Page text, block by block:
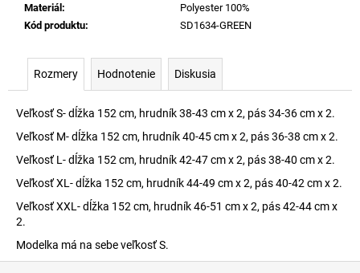
Materiál:
Polyester 100%
Kód produktu: SD1634-GREEN
Rozmery Hodnotenie Diskusia
Veľkosť S- dĺžka 152 cm, hrudník 38-43 cm x 2, pás 34-36 cm x 2.
Veľkosť M- dĺžka 152 cm, hrudník 40-45 cm x 2, pás 36-38 cm x 2.
Veľkosť L- dĺžka 152 cm, hrudník 42-47 cm x 2, pás 38-40 cm x 2.
Veľkosť XL- dĺžka 152 cm, hrudník 44-49 cm x 2, pás 40-42 cm x 2.
Veľkosť XXL- dĺžka 152 cm, hrudník 46-51 cm x 2, pás 42-44 cm x
2.
Modelka má na sebe veľkosť S.